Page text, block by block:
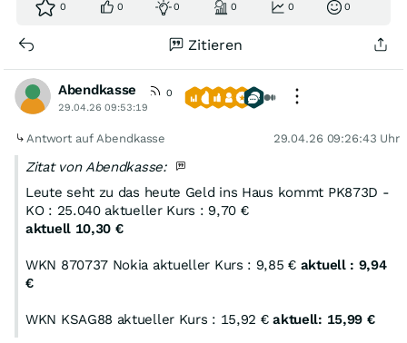
0 0 0 0 0 0
Zitieren
Abendkasse
0
29.04.26 09:53:19
Antwort auf Abendkasse 29.04.26 09:26:43 Uhr
Zitat von Abendkasse:
Leute seht zu das heute Geld ins Haus kommt PK873D -
KO : 25.040 aktueller Kurs : 9,70 €
aktuell 10,30 €
WKN 870737 Nokia aktueller Kurs : 9,85 € aktuell : 9,94
€
WKN KSAG88 aktueller Kurs : 15,92 €aktuell: 15,99 €